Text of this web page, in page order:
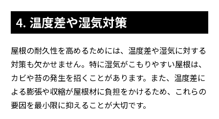
4. 温度差や湿気対策
屋根の耐久性を高めるためには、温度差や湿気に対する
対策も欠かせません。特に湿気がこもりやすい屋根は、
カビや苔の発生を招くことがあります。また、温度差に
よる膨張や収縮が屋根材に負担をかけるため、これらの
要因を最小限に抑えることが大切です。